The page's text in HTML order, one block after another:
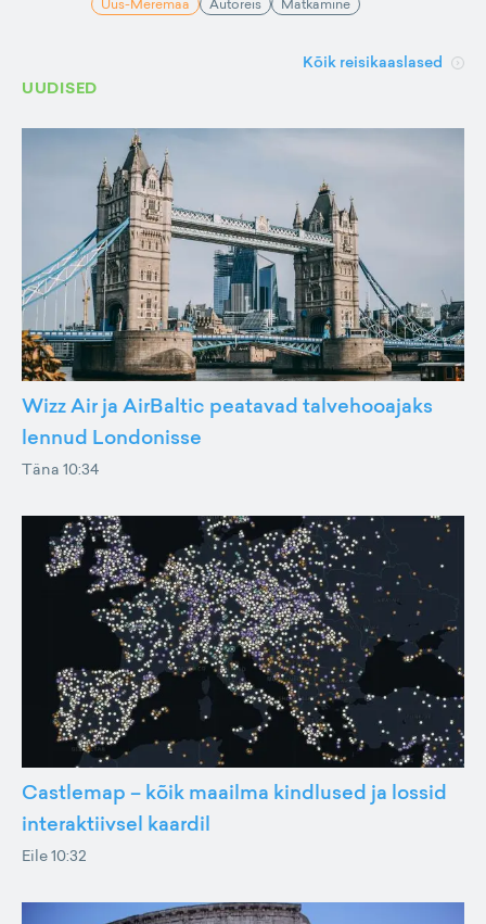
Uus-Meremaa Autoreis Matkamine
Kõik reisikaaslased
UUDISED
Wizz Air ja AirBaltic peatavad talvehooajaks
lennud Londonisse
Täna 10:34
Castlemap – kõik maailma kindlused ja lossid
interaktiivsel kaardil
Eile 10:32